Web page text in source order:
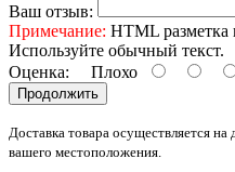
Ваш отзыв:
Примечание: HTML разметка
Используйте обычный текст.
Оценка: Плохо
Продолжить
Доставка товара осуществляется
вашего местоположения.